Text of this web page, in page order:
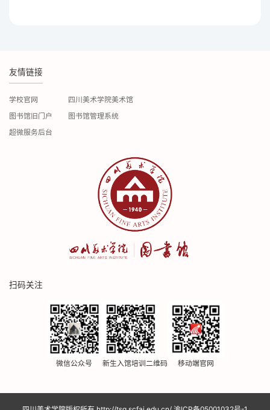
友情链接
学校官网
四川美术学院美术馆
图书馆旧门户
图书馆管理系统
超微服务后台
扫码关注
微信公众号 新生入馆培训二维码 移动端官网